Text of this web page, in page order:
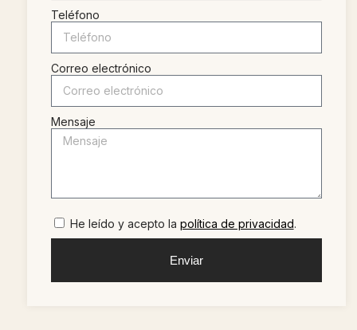
Teléfono
Correo electrónico
Mensaje
He leído y acepto la política de privacidad.
Enviar